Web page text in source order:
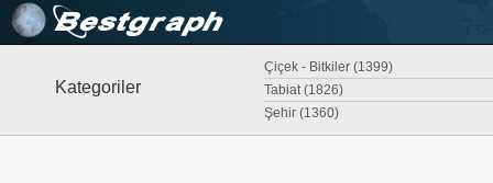
Kategoriler
Çiçek - Bitkiler (1399)
Tabiat (1826)
Şehir (1360)